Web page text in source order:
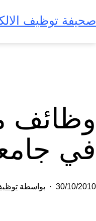
إلى
المحتوى
صحيفة توظيف
وظائف
في
تم
30/10/2010 بواسطة